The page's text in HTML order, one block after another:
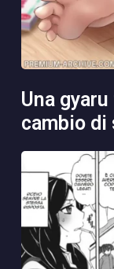
una gyaru troia scambia sesso in
cambio di